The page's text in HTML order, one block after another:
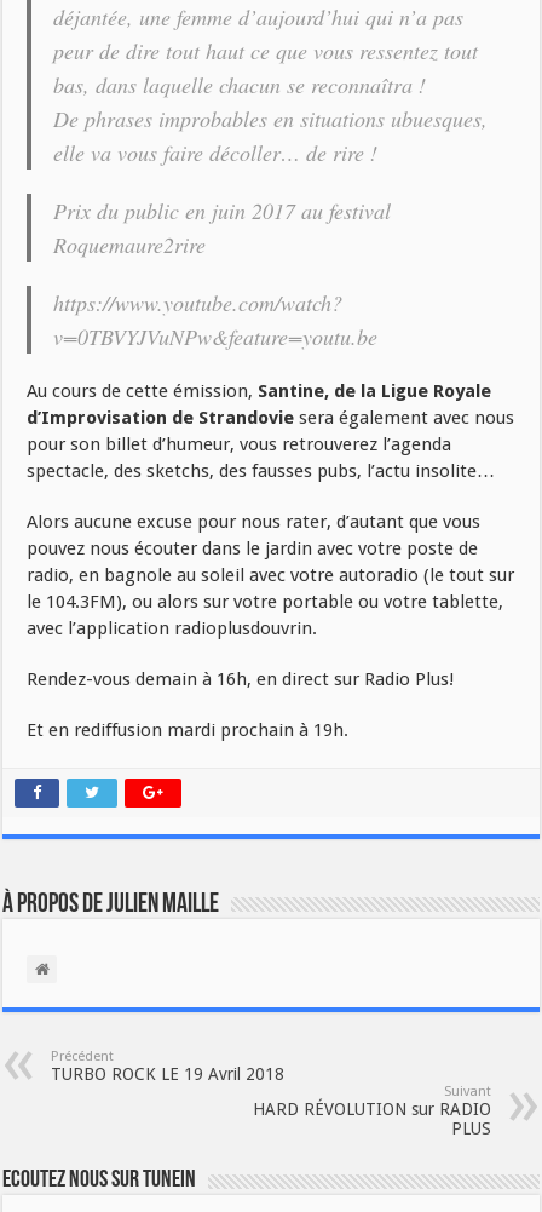
déjantée, une femme d’aujourd’hui qui n’a pas
peur de dire tout haut ce que vous ressentez tout
bas, dans laquelle chacun se reconnaîtra !
De phrases improbables en situations ubuesques,
elle va vous faire décoller… de rire !
Prix du public en juin 2017 au festival
Roquemaure2rire
https://www.youtube.com/watch?
v=0TBVYJVuNPw&feature=youtu.be
Au cours de cette émission, Santine, de la Ligue Royale
d’Improvisation de Strandovie sera également avec nous
pour son billet d’humeur, vous retrouverez l’agenda
spectacle, des sketchs, des fausses pubs, l’actu insolite…
Alors aucune excuse pour nous rater, d’autant que vous
pouvez nous écouter dans le jardin avec votre poste de
radio, en bagnole au soleil avec votre autoradio (le tout sur
le 104.3FM), ou alors sur votre portable ou votre tablette,
avec l’application radioplusdouvrin.
Rendez-vous demain à 16h, en direct sur Radio Plus!
Et en rediffusion mardi prochain à 19h.
À propos de Julien Maille
Précédent
TURBO ROCK LE 19 Avril 2018
Suivant
HARD RÉVOLUTION sur RADIO
PLUS
Ecoutez nous sur TuneIn